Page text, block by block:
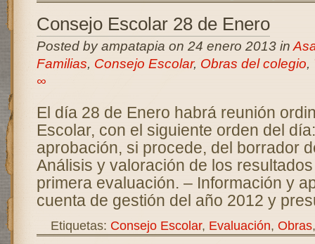
Consejo Escolar 28 de Enero
Posted by ampatapia on 24 enero 2013 in
Familias, Consejo Escolar, Obras del colegio,
∞
El día 28 de Enero habrá reunión
Escolar, con el siguiente orden del
aprobación, si procede, del borrador
Análisis y valoración de los
primera evaluación. – Información y
cuenta de gestión del año 2012 y
Etiquetas: Consejo Escolar, Evaluación, Obras